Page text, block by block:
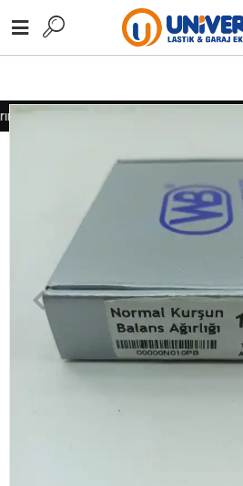
için lütfen iletişime geçiniz